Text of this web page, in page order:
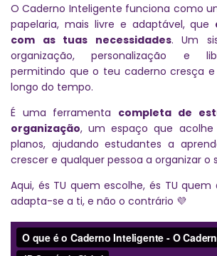
O Caderno Inteligente funciona como
papelaria, mais livre e adaptável, que
com as tuas necessidades. Um
organização, personalização e
permitindo que o teu caderno cresça
longo do tempo.
É uma ferramenta completa de
organização, um espaço que acolhe
planos, ajudando estudantes a
crescer e qualquer pessoa a organizar o
Aqui, és TU quem escolhe, és TU
adapta-se a ti, e não o contrário 💜